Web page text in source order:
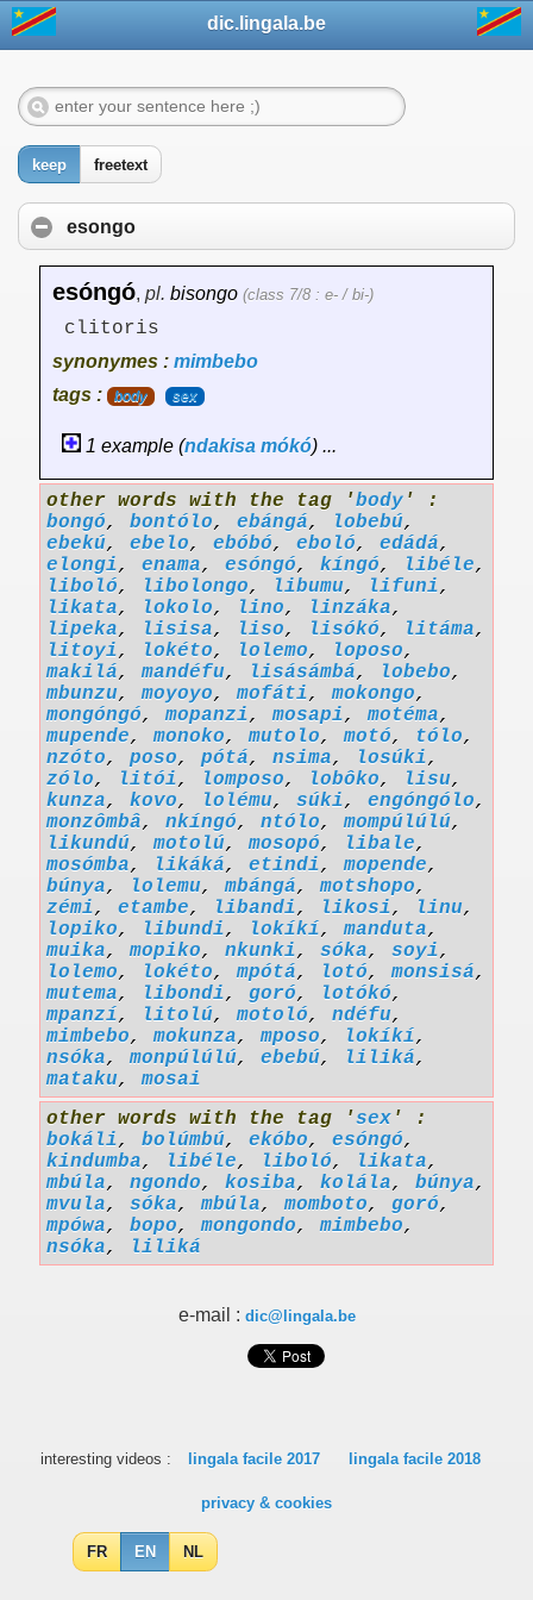
dic.lingala.be
keep freetext
esongo
esóngó, pl. bisongo (class 7/8 : e- / bi-)
clitoris
synonymes : mimbebo
tags :
body sex
1 example (ndakisa mókó) ...
other words with the tag 'body ' :
bongó, bontólo, ebángá, lobebú,
ebekú, ebelo, ebóbó, eboló, edádá,
elongi, enama, esóngó, kíngó, libéle,
liboló, libolongo, libumu, lifuni,
likata, lokolo, lino, linzáka,
lipeka, lisisa, liso, lisókó, litáma,
litoyi, lokéto, lolemo, loposo,
makilá,mandéfu, lisásámbá, lobebo,
mbunzu,moyoyo,mofáti,mokongo,
mongóngó,mopanzi,mosapi,motéma,
mupende,monoko,mutolo,motó, tólo,
nzóto, poso, pótá, nsima, losúki,
zólo, litói, lomposo, lobôko, lisu,
kunza, kovo, lolému, súki, engóngólo,
monzômbâ, nkíngó, ntólo,mompúlúlú,
likundú,motolú,mosopó, libale,
mosómba, likáká, etindi,mopende,
búnya, lolemu,mbángá,motshopo,
zémi, etambe, libandi, likosi, linu,
lopiko, libundi, lokíkí,manduta,
muika,mopiko, nkunki, sóka, soyi,
lolemo, lokéto,mpótá, lotó,monsisá,
mutema, libondi, goró, lotókó,
mpanzí, litolú,motoló, ndéfu,
mimbebo,mokunza,mposo, lokíkí,
nsóka,monpúlúlú, ebebú, liliká,
mataku,mosai
other words with the tag 'sex ' :
bokáli, bolúmbú, ekóbo, esóngó,
kindumba, libéle, liboló, likata,
mbúla, ngondo, kosiba, kolála, búnya,
mvula, sóka,mbúla,momboto, goró,
mpówa, bopo,mongondo,mimbebo,
nsóka, liliká
e-mail : dic@lingala.be
interesting videos : lingala facile 2017 lingala facile 2018
privacy & cookies
FR EN NL